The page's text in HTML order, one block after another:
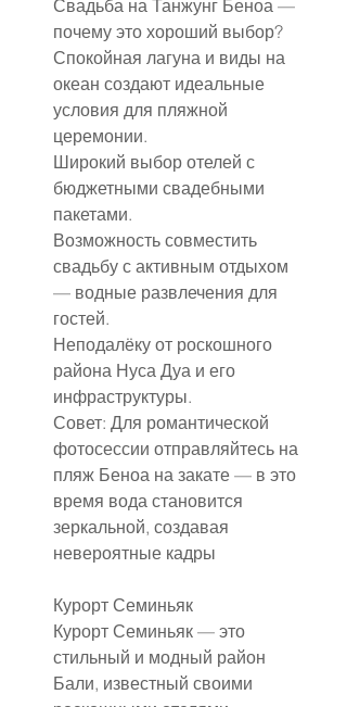
Свадьба на Танжунг Беноа —
почему это хороший выбор?
Спокойная лагуна и виды на
океан создают идеальные
условия для пляжной
церемонии.
Широкий выбор отелей с
бюджетными свадебными
пакетами.
Возможность совместить
свадьбу с активным отдыхом
— водные развлечения для
гостей.
Неподалёку от роскошного
района Нуса Дуа и его
инфраструктуры.
Совет: Для романтической
фотосессии отправляйтесь на
пляж Беноа на закате — в это
время вода становится
зеркальной, создавая
невероятные кадры
Курорт Семиньяк
Курорт Семиньяк — это
стильный и модный район
Бали, известный своими